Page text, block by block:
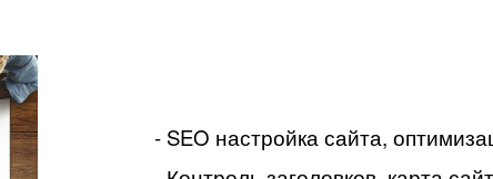
- SEO настройка сайта,